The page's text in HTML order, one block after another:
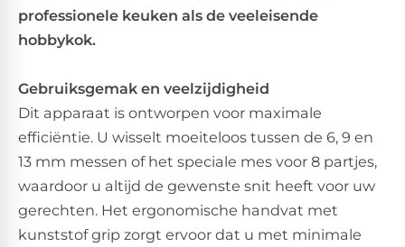
professionele keuken als de veeleisende
hobbykok.
Gebruiksgemak en veelzijdigheid
Dit apparaat is ontworpen voor maximale
efficiëntie. U wisselt moeiteloos tussen de 6, 9 en
13 mm messen of het speciale mes voor 8 partjes,
waardoor u altijd de gewenste snit heeft voor uw
gerechten. Het ergonomische handvat met
kunststof grip zorgt ervoor dat u met minimale